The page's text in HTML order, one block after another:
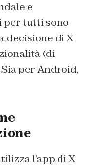
e
per tutti sono
decisione di X
(di
per Android,
l’app di X